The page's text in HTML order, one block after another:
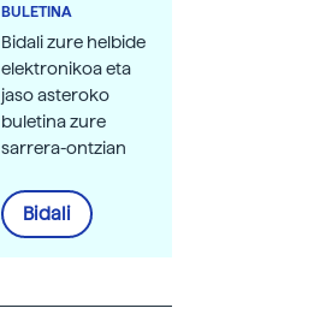
BULETINA
Bidali zure helbide
elektronikoa eta
jaso asteroko
buletina zure
sarrera-ontzian
Bidali